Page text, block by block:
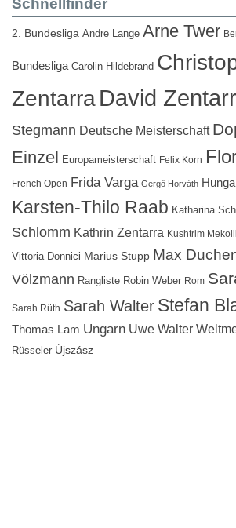
Schnellfinder
2. Bundesliga Andre Lange Arne Twer
Bundesliga Carolin Hildebrand
ZentarraDavid
Stegmann Deutsche Meisterschaft
Einzel Europameisterschaft Felix Korn
French Open Frida Varga Gergő Horváth
Karsten-Thilo Raab Katharina
Schlomm Kathrin Zentarra Kushtrim Mekolli
Vittoria Donnici Marius Stupp Max
Völzmann Rangliste Robin Weber Rom
Sarah Rüth Sarah Walter Stefan
Thomas Lam Ungarn Uwe Walter
Rüsseler Újszász